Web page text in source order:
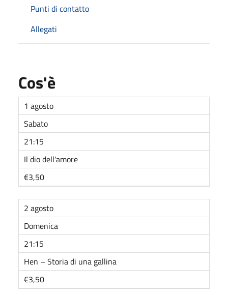
Punti di contatto
Allegati
Cos'è
1 agosto
Sabato
21:15
Il dio dell'amore
€3,50
2 agosto
Domenica
21:15
Hen – Storia di una gallina
€3,50